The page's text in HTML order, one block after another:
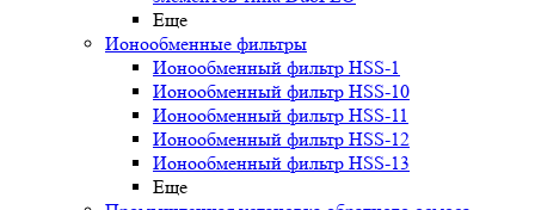
Еще
Ионообменные фильтры
Ионообменный фильтр HSS-1
Ионообменный фильтр HSS-10
Ионообменный фильтр HSS-11
Ионообменный фильтр HSS-12
Ионообменный фильтр HSS-13
Еще